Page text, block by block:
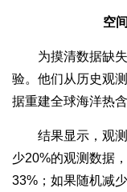
空
为摸清数据缺失
验。他们从历史观
据重建全球海洋热
结果显示，观测
少20%的观测数据
33%；如果随机减